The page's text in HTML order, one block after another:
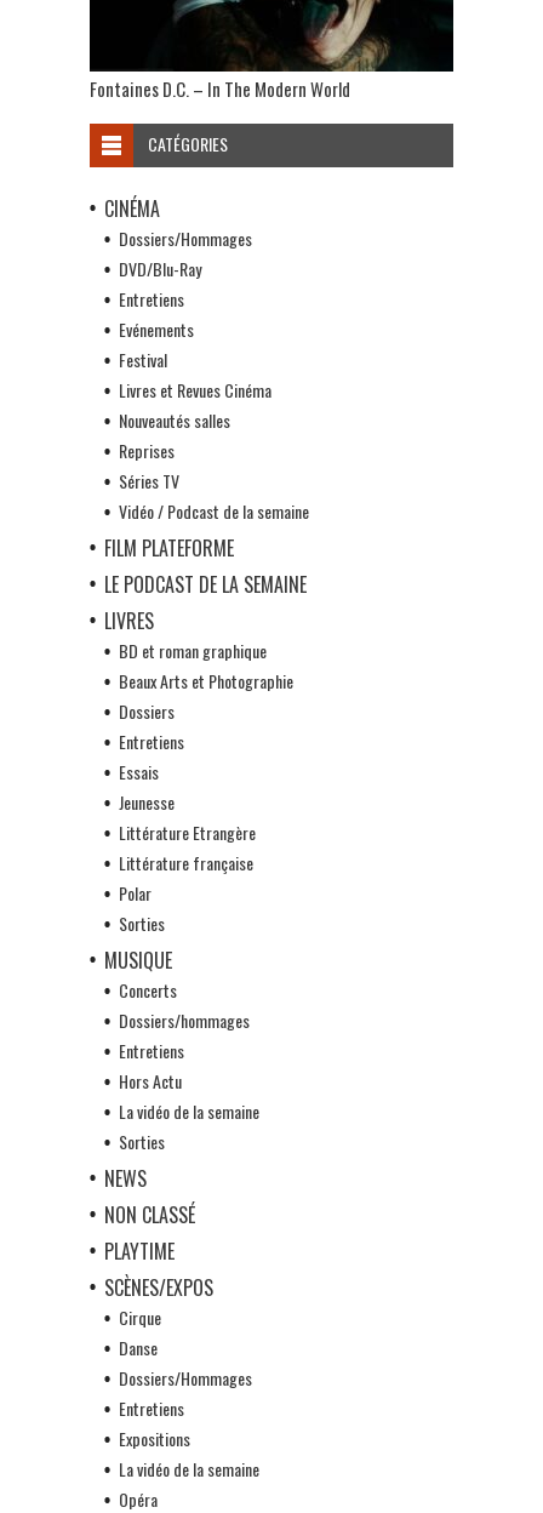
Fontaines D.C. – In The Modern World
CATÉGORIES
CINÉMA
Dossiers/Hommages
DVD/Blu-Ray
Entretiens
Evénements
Festival
Livres et Revues Cinéma
Nouveautés salles
Reprises
Séries TV
Vidéo / Podcast de la semaine
FILM PLATEFORME
LE PODCAST DE LA SEMAINE
LIVRES
BD et roman graphique
Beaux Arts et Photographie
Dossiers
Entretiens
Essais
Jeunesse
Littérature Etrangère
Littérature française
Polar
Sorties
MUSIQUE
Concerts
Dossiers/hommages
Entretiens
Hors Actu
La vidéo de la semaine
Sorties
NEWS
NON CLASSÉ
PLAYTIME
SCÈNES/EXPOS
Cirque
Danse
Dossiers/Hommages
Entretiens
Expositions
La vidéo de la semaine
Opéra